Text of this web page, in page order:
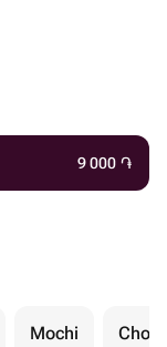
9 000 ֏
Mochi